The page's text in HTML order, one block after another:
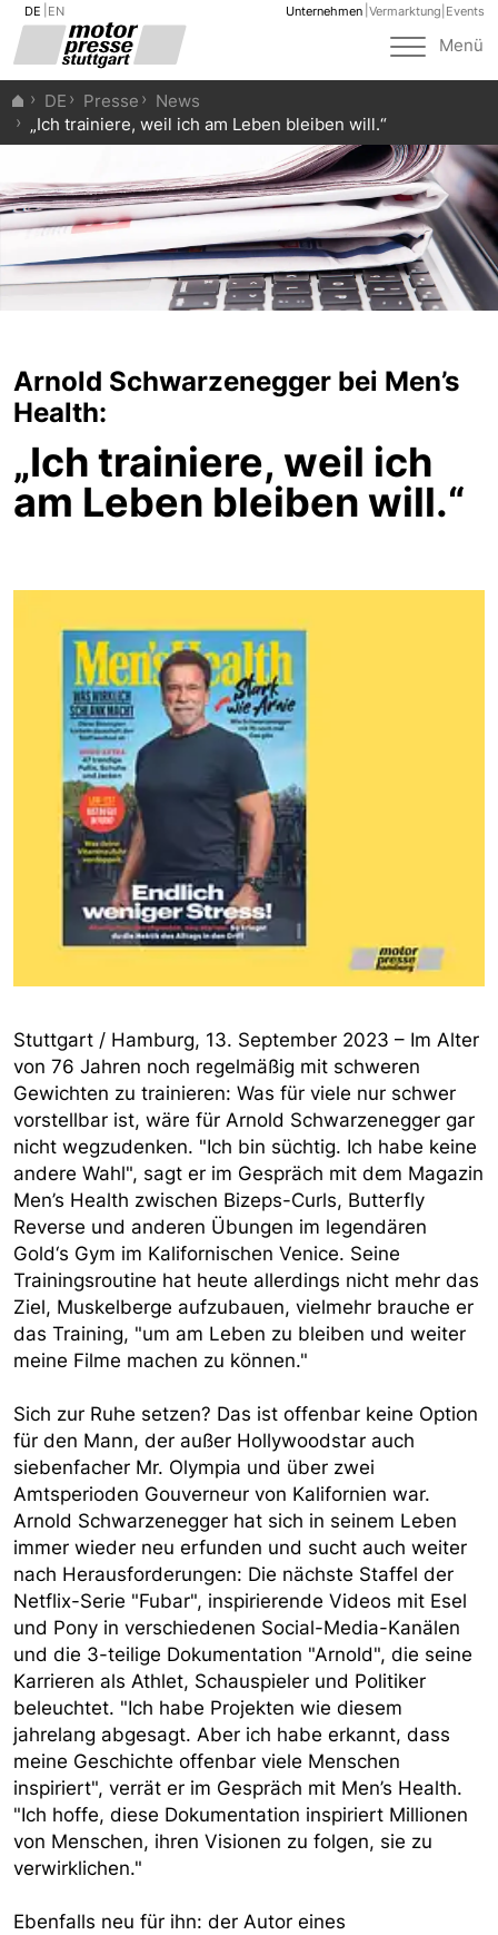
DE EN Unternehmen Vermarktung Events
Toggle
Menü
DE Presse
News
„Ich trainiere, weil ich am Leben bleiben will.“
Arnold Schwarzenegger bei Men’s
Health:
„Ich trainiere, weil ich
am Leben bleiben will.“
Stuttgart / Hamburg, 13. September 2023 – Im Alter
von 76 Jahren noch regelmäßig mit schweren
Gewichten zu trainieren: Was für viele nur schwer
vorstellbar ist, wäre für Arnold Schwarzenegger gar
nicht wegzudenken. "Ich bin süchtig. Ich habe keine
andere Wahl", sagt er im Gespräch mit dem Magazin
Men’s Health zwischen Bizeps-Curls, Butterfly
Reverse und anderen Übungen im legendären
Gold‘s Gym im Kalifornischen Venice. Seine
Trainingsroutine hat heute allerdings nicht mehr das
Ziel, Muskelberge aufzubauen, vielmehr brauche er
das Training, "um am Leben zu bleiben und weiter
meine Filme machen zu können."
Sich zur Ruhe setzen? Das ist offenbar keine Option
für den Mann, der außer Hollywoodstar auch
siebenfacher Mr. Olympia und über zwei
Amtsperioden Gouverneur von Kalifornien war.
Arnold Schwarzenegger hat sich in seinem Leben
immer wieder neu erfunden und sucht auch weiter
nach Herausforderungen: Die nächste Staffel der
Netflix-Serie "Fubar", inspirierende Videos mit Esel
und Pony in verschiedenen Social-Media-Kanälen
und die 3-teilige Dokumentation "Arnold", die seine
Karrieren als Athlet, Schauspieler und Politiker
beleuchtet. "Ich habe Projekten wie diesem
jahrelang abgesagt. Aber ich habe erkannt, dass
meine Geschichte offenbar viele Menschen
inspiriert", verrät er im Gespräch mit Men’s Health.
"Ich hoffe, diese Dokumentation inspiriert Millionen
von Menschen, ihren Visionen zu folgen, sie zu
verwirklichen."
Ebenfalls neu für ihn: der Autor eines